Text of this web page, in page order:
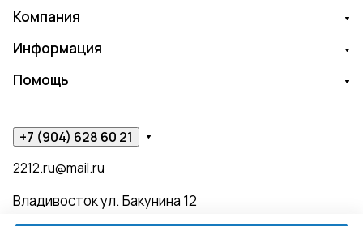
Компания
Информация
Помощь
+7 (904) 628 60 21
2212.ru@mail.ru
Владивосток ул. Бакунина 12